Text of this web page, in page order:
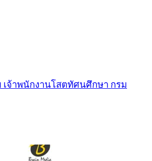
จ้าพนักงานโสตทัศนศึกษา กรม